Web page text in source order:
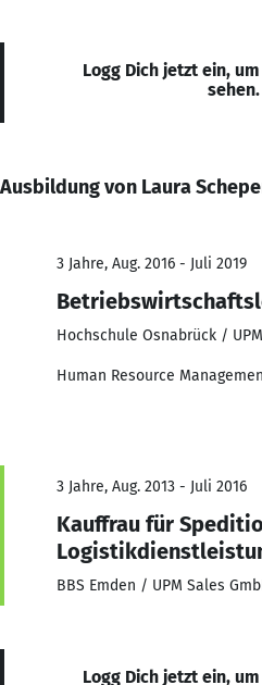
Logg Dich jetzt ein,
sehen.
Ausbildung von Laura
3 Jahre, Aug. 2016 - Juli 2019
Hochschule Osnabrück /
Human Resource
3 Jahre, Aug. 2013 - Juli 2016
Kauffrau für
BBS Emden / UPM Sales
Logg Dich jetzt ein,